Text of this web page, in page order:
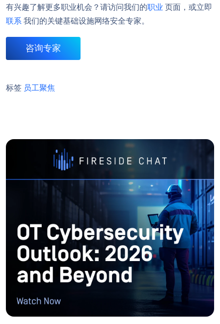
有兴趣了解更多职业机会？请访问我们的职业 页面，或立即
联系 我们的关键基础设施网络安全专家。
咨询专家
标签 员工聚焦